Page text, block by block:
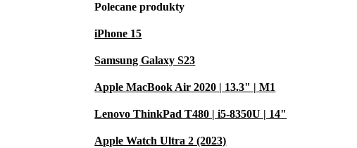
Polecane produkty
iPhone 15
Samsung Galaxy S23
Apple MacBook Air 2020 | 13.3" | M1
Lenovo ThinkPad T480 | i5-8350U | 14"
Apple Watch Ultra 2 (2023)